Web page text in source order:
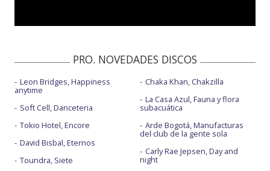
PRO. NOVEDADES DISCOS
Leon Bridges, Happiness
anytime
Soft Cell, Danceteria
Tokio Hotel, Encore
David Bisbal, Eternos
Toundra, Siete
Chaka Khan, Chakzilla
La Casa Azul, Fauna y flora
subacuática
Arde Bogotá, Manufacturas
del club de la gente sola
Carly Rae Jepsen, Day and
night